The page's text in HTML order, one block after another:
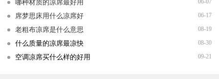
哪种材质的凉席最好用 06-07
席梦思床用什么凉席好 06-17
老粗布凉席是什么意思 08-19
什么质量的凉席最凉快 08-30
空调凉席买什么样的好用 09-21